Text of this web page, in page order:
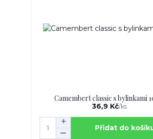
Camembert classic s bylinkami
36,9 Kč/ks
Přidat do